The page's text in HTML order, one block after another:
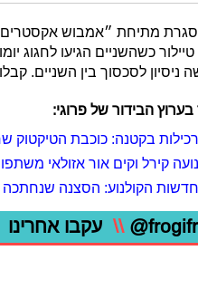
כשהשניים הגיעו לחגוג
ניסיון לסכסוך בין השניים.
בערוץ הבידור של פרוגי:
רכילות בקטנה: כוכבת
נועה קירל וקים אור אזולאי
חדשות הקולנוע: הסצנה שנחתכה
\\ עקבו אחרינו